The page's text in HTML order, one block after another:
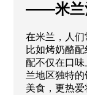
——米兰
在米兰，人们
比如烤奶酪
配不仅在口
兰地区独特
美食，更热